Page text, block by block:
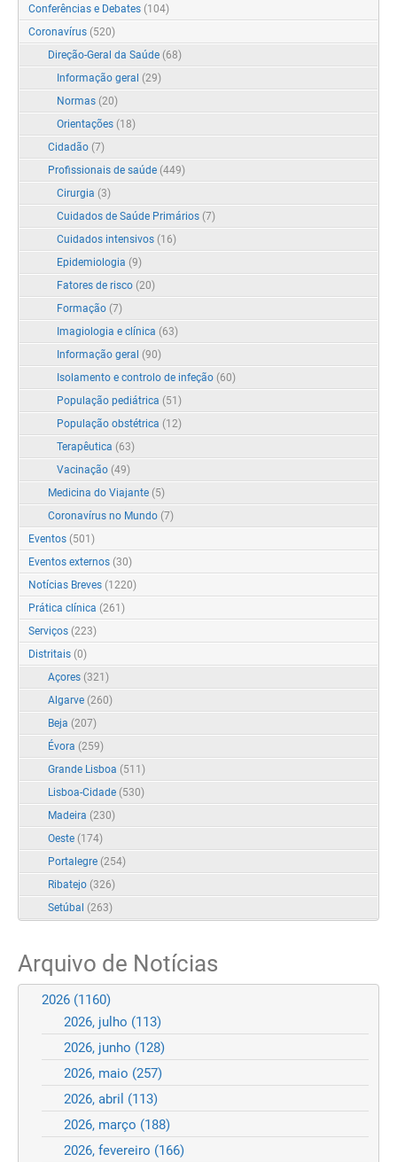
Conferências e Debates (104)
Coronavírus (520)
Direção-Geral da Saúde (68)
Informação geral (29)
Normas (20)
Orientações (18)
Cidadão (7)
Profissionais de saúde (449)
Cirurgia (3)
Cuidados de Saúde Primários (7)
Cuidados intensivos (16)
Epidemiologia (9)
Fatores de risco (20)
Formação (7)
Imagiologia e clínica (63)
Informação geral (90)
Isolamento e controlo de infeção (60)
População pediátrica (51)
População obstétrica (12)
Terapêutica (63)
Vacinação (49)
Medicina do Viajante (5)
Coronavírus no Mundo (7)
Eventos (501)
Eventos externos (30)
Notícias Breves (1220)
Prática clínica (261)
Serviços (223)
Distritais (0)
Açores (321)
Algarve (260)
Beja (207)
Évora (259)
Grande Lisboa (511)
Lisboa-Cidade (530)
Madeira (230)
Oeste (174)
Portalegre (254)
Ribatejo (326)
Setúbal (263)
Arquivo de Notícias
2026 (1160)
2026, julho (113)
2026, junho (128)
2026, maio (257)
2026, abril (113)
2026, março (188)
2026, fevereiro (166)